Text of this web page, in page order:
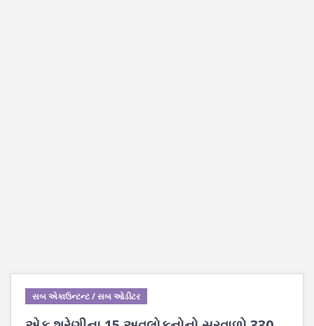
સબ એકાઉન્ટન્ટ / સબ ઓડીટર